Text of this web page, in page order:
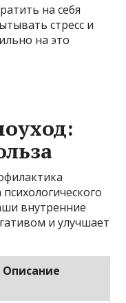
на себя
стресс и
на это
внутренние
и улучшает
Описание